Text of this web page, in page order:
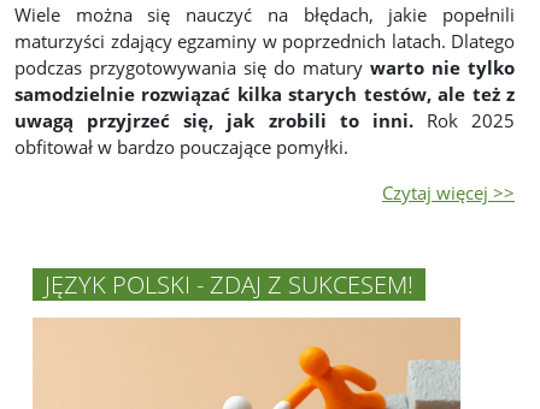
Wiele można się nauczyć na błędach, jakie popełnili
maturzyści zdający egzaminy w poprzednich latach. Dlatego
podczas przygotowywania się do matury warto nie tylko
samodzielnie rozwiązać kilka starych testów, ale też z
uwagą przyjrzeć się, jak zrobili to inni.Rok 2025
obfitował w bardzo pouczające pomyłki.
Czytaj więcej >>
JĘZYK POLSKI - ZDAJ Z SUKCESEM!